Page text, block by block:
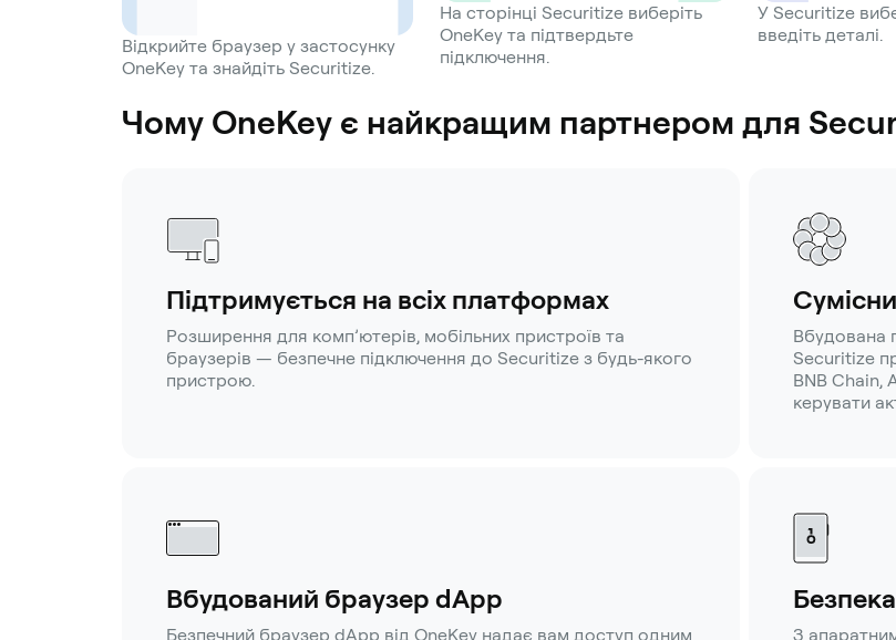
Відкрийте браузер у застосунку
OneKey та знайдіть Securitize.
На сторінці Securitize виберіть
OneKey та підтвердьте
підключення.
У Securitize
введіть деталі.
Чому OneKey є найкращим партнером для
Підтримується на всіх платформах
Розширення для комп’ютерів, мобільних пристроїв та
браузерів — безпечне підключення до Securitize з будь-якого
пристрою.
Вбудована
Securitize
BNB Chain,
керувати
Вбудований браузер dApp
Безпечний браузер dApp від OneKey надає вам доступ одним
З